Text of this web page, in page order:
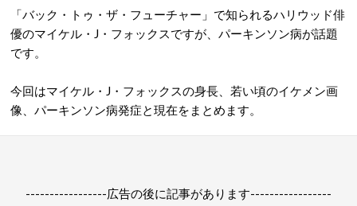
「バック・トゥ・ザ・フューチャー」で知られるハリウッド俳
優のマイケル・J・フォックスですが、パーキンソン病が話題
です。
今回はマイケル・J・フォックスの身長、若い頃のイケメン画
像、パーキンソン病発症と現在をまとめます。
-----------------広告の後に記事があります-----------------